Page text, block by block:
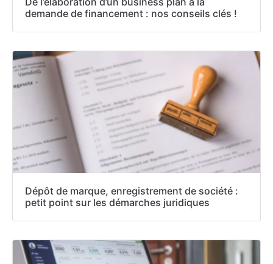
demande de financement : nos conseils clés !
Dépôt de marque, enregistrement de société :
petit point sur les démarches juridiques